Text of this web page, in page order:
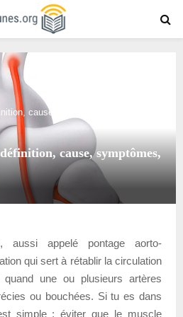
cause, symptômes, traitement
cause, symptômes,
aussi appelé pontage aorto-
qui sert à rétablir la circulation
une ou plusieurs artères
ou bouchées. Si tu es dans
simple : éviter que le muscle